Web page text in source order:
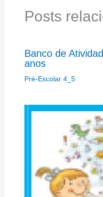
Posts
Banco de
anos
Pré-Escolar 4_5